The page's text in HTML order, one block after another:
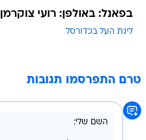
בפאנל: באולפן: רועי
ליגת העל בכדורסל
טרם התפרסמו תגובות